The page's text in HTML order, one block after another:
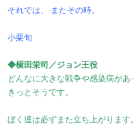
それでは、 またその時。
小栗旬
◆横田栄司／ジョン王役
どんなに大きな戦争や感染病が
きっとそうです。
ぼく達は必ずまた立ち上がりま